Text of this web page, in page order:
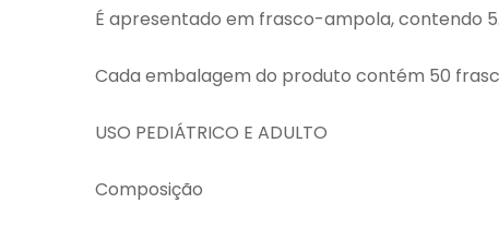
É apresentado em frasco-ampola, contendo
Cada embalagem do produto contém 50
USO PEDIÁTRICO E ADULTO
Composição